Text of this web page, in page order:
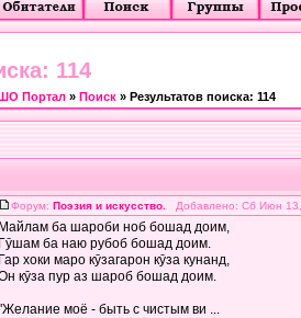
114
Портал » Поиск » Результатов поиска: 114
Форум: Поэзия и искусство. Добавлено: Сб Июн
Майлам ба шароби ноб бошад доим,
Гӯшам ба наю рубоб бошад доим.
Гар хоки маро кӯзагарон кӯза кунанд,
кӯза пур аз шароб бошад доим.
моё - быть с чистым ви ...